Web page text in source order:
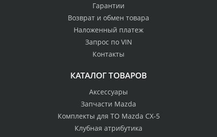
Гарантии
Возврат и обмен товара
Наложенный платеж
Запрос по VIN
Контакты
КАТАЛОГ ТОВАРОВ
Аксессуары
Запчасти Mazda
Комплекты для ТО Mazda CX-5
Клубная атрибутика